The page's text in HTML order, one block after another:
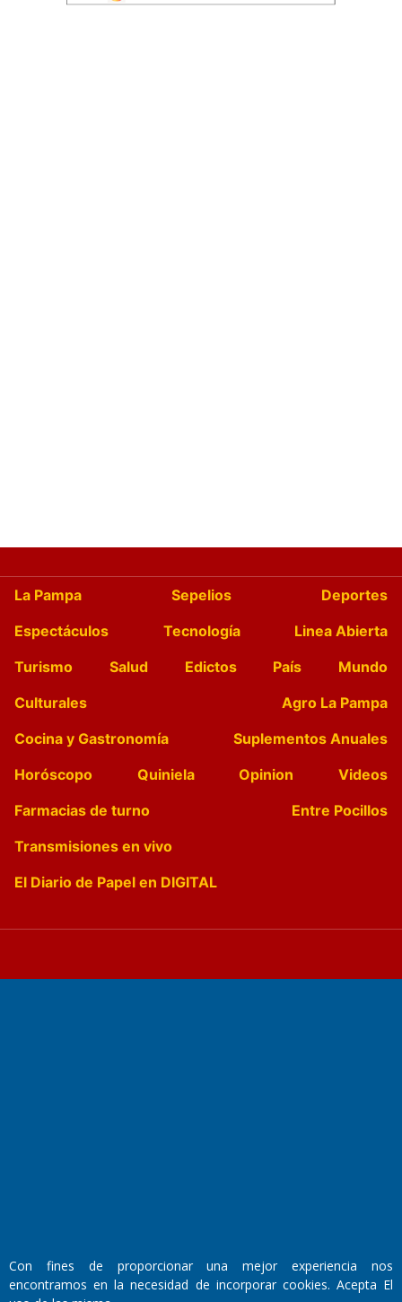
La Pampa Sepelios
Deportes
Espectáculos
Tecnología
Linea Abierta
Turismo
Salud Edictos País
Mundo
Culturales
Agro La Pampa
Cocina y Gastronomía
Suplementos Anuales
Horóscopo
Quiniela Opinion
Videos
Farmacias de turno
Entre Pocillos
Transmisiones en vivo
El Diario de Papel en DIGITAL
Con fines de proporcionar una mejor experiencia nos
encontramos en la necesidad de incorporar cookies. Acepta El